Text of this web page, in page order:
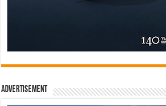
Advertisement